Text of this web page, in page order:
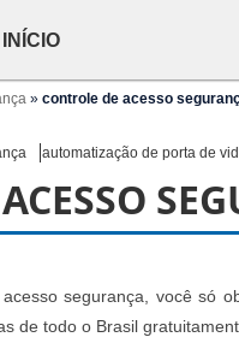
INÍCIO
» controle de acesso
automatização de porta de
segurança, você só
de todo o Brasil